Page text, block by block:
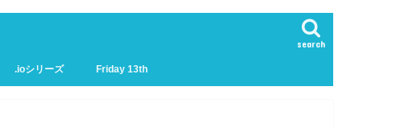
search
.ioシリーズ Friday 13th